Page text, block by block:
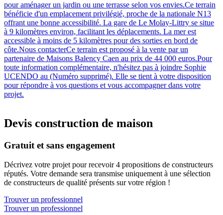
pour aménager un jardin ou une terrasse selon vos envies.Ce terrain
bénéficie d'un emplacement privilégié, proche de la nationale N13
offrant une bonne accessibilité. La gare de Le Molay-Littry se situe
à 9 kilomètres environ, facilitant les déplacements. La mer est
accessible à moins de 5 kilomètres pour des sorties en bord de
côte.Nous contacterCe terrain est proposé à la vente par un
partenaire de Maisons Balency Caen au prix de 44 000 euros.Pour
toute information complémentaire, n'hésitez pas à joindre Sophie
UCENDO au (Numéro supprimé). Elle se tient à votre disposition
pour répondre à vos questions et vous accompagner dans votre
projet.
Devis construction de maison
Gratuit et sans engagement
Décrivez votre projet pour recevoir 4 propositions de constructeurs
réputés. Votre demande sera transmise uniquement à une sélection
de constructeurs de qualité présents sur votre région !
Trouver un professionnel
Trouver un professionnel